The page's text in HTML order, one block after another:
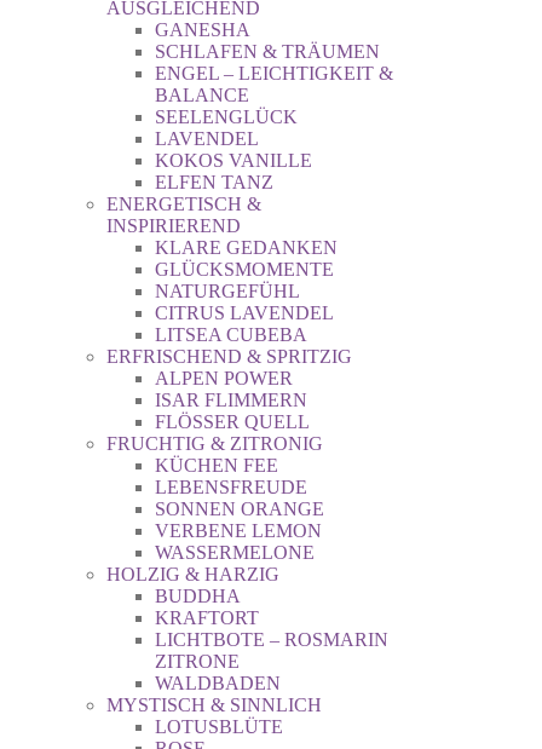
AUSGLEICHEND
GANESHA
SCHLAFEN & TRÄUMEN
ENGEL – LEICHTIGKEIT &
BALANCE
SEELENGLÜCK
LAVENDEL
KOKOS VANILLE
ELFEN TANZ
ENERGETISCH &
INSPIRIEREND
KLARE GEDANKEN
GLÜCKSMOMENTE
NATURGEFÜHL
CITRUS LAVENDEL
LITSEA CUBEBA
ERFRISCHEND & SPRITZIG
ALPEN POWER
ISAR FLIMMERN
FLÖSSER QUELL
FRUCHTIG & ZITRONIG
KÜCHEN FEE
LEBENSFREUDE
SONNEN ORANGE
VERBENE LEMON
WASSERMELONE
HOLZIG & HARZIG
BUDDHA
KRAFTORT
LICHTBOTE – ROSMARIN
ZITRONE
WALDBADEN
MYSTISCH & SINNLICH
LOTUSBLÜTE